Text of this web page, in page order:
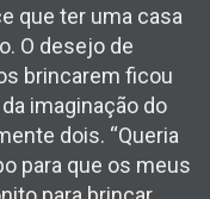
que ter uma casa
O desejo de
brincarem ficou
imaginação do
dois. “Queria
para que os meus